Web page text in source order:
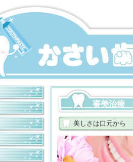
審美治療
美しさは口元から